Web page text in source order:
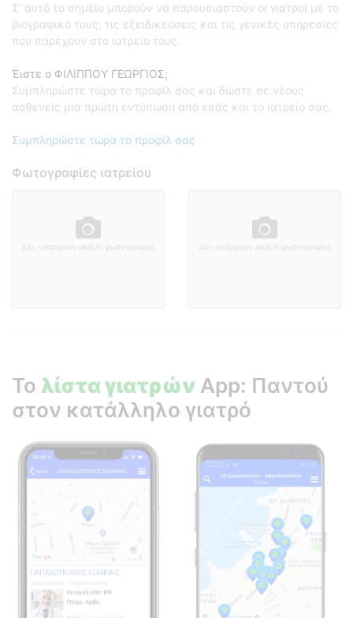
Σ' αυτό το σημείο μπορούν να παρουσιαστούν οι γιατροί με το
βιογραφικό τους, τις εξειδικεύσεις και τις γενικές υπηρεσίες
που παρέχουν στο ιατρείο τους.
Έιστε ο ΦΙΛΙΠΠΟΥ ΓΕΩΡΓΙΟΣ;
Συμπληρώστε τώρα το προφίλ σας και δώστε σε νέους
ασθενείς μια πρώτη εντύπωση από εσάς και το ιατρείο σας.
Συμπληρώστε τώρα το προφίλ σας
Φωτογραφίες ιατρείου
Δεν υπάρχουν ακόμη φωτογραφίες Δεν υπάρχουν ακόμη φωτογραφίες
Το λίστα γιατρών App: Παντού
στον κατάλληλο γιατρό